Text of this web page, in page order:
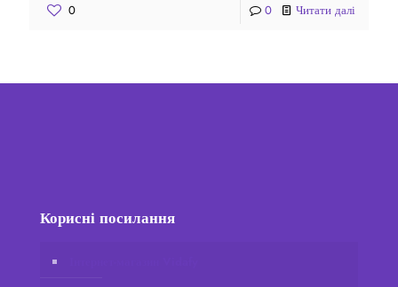
0 0 Читати далі
Корисні посилання